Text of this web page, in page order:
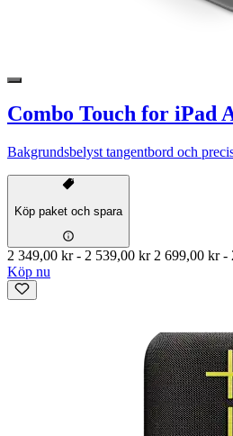
Combo Touch for iPad
Bakgrundsbelyst tangentbord och
Köp paket och spara
2 349,00 kr- 2 539,00 kr 2 699,00 kr-
Köp nu